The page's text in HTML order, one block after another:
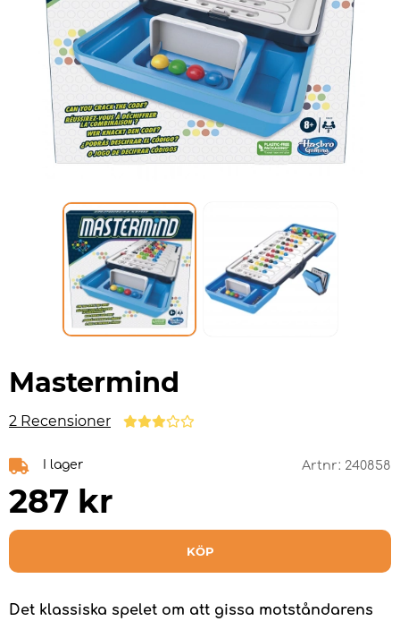
Mastermind
2 Recensioner
I lager Artnr: 240858
287 kr
KÖP
Det klassiska spelet om att gissa motståndarens